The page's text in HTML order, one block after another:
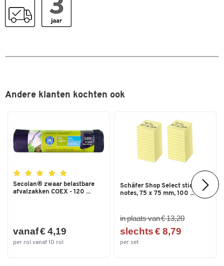
Lengte (mm)
Materiaal
Norm DIN 51130
Recycleerbaar nee
Weerstandseigenschap
Kleur
55
Andere klanten kochten ook
Secolan® zwaar belastbare
afvalzakken COEX - 120 ...
vanaf € 4,19
per rol vanaf 10 rol
Schäfer Shop Select sticky
notes, 75 x 75 mm, 100 ...
in plaats van € 13,20
slechts € 8,79
per set